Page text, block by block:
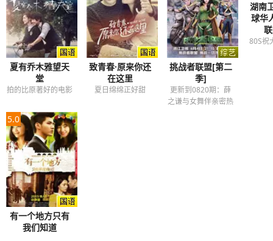
夏有乔木雅望天
堂
拍的比原著好的电影
致青春·原来你还
在这里
夏日绵绵正好甜
挑战者联盟[第二
季]
更新到0820期：薛
之谦与女舞伴亲密热
湖南
球华
80S祝
5.0
有一个地方只有
我们知道